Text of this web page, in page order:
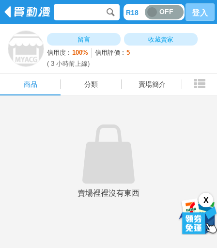
R18 OFF 登入
留言
收藏賣家
信用度︰100% 信用評價︰5
( 3 小時前上線)
商品 分類 賣場簡介
X
賣場裡裡沒有東西
商品 分類 賣場簡介